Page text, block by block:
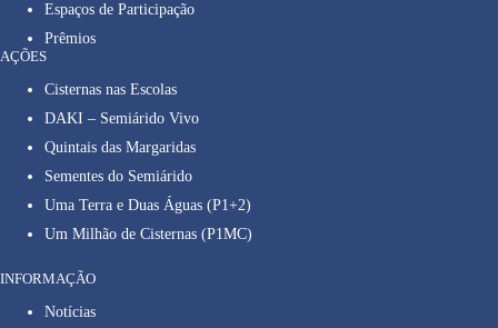
Espaços de Participação
Prêmios
AÇÕES
Cisternas nas Escolas
DAKI – Semiárido Vivo
Quintais das Margaridas
Sementes do Semiárido
Uma Terra e Duas Águas (P1+2)
Um Milhão de Cisternas (P1MC)
INFORMAÇÃO
Notícias